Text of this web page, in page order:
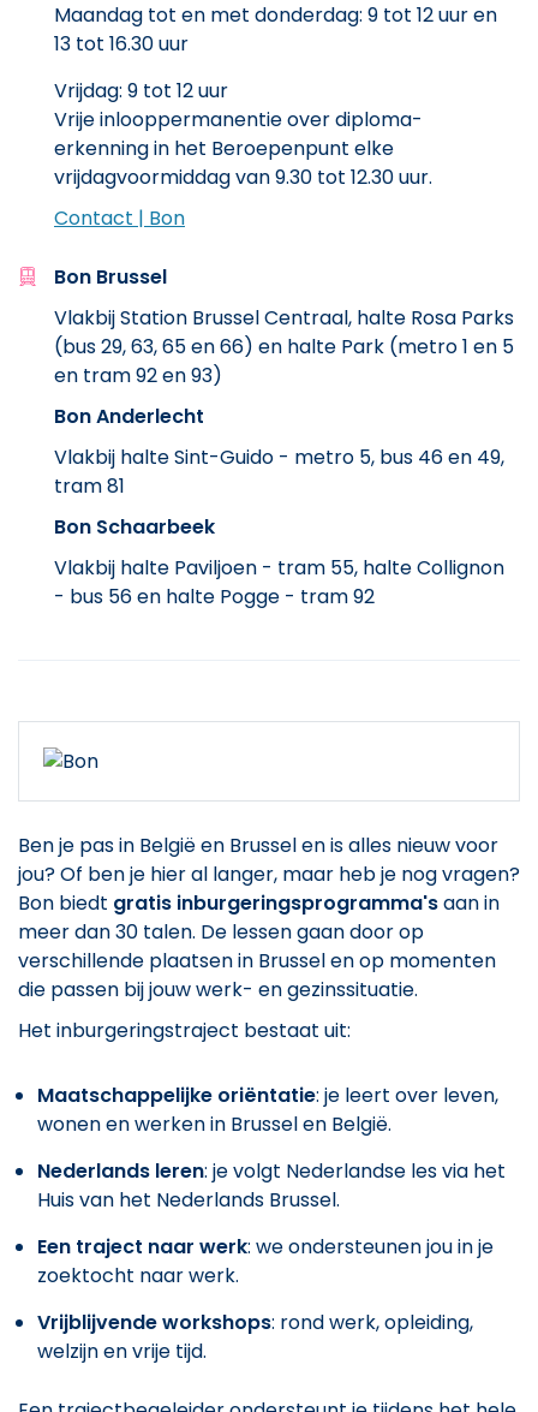
Ben je pas in België en Brussel en is alles nieuw voor
jou? Of ben je hier al langer, maar heb je nog vragen?
Bon biedt gratis inburgeringsprogramma'saan in
meer dan 30 talen. De lessen gaan door op
verschillende plaatsen in Brussel en op momenten
die passen bij jouw werk- en gezinssituatie.
Het inburgeringstraject bestaat uit:
Maatschappelijke oriëntatie: je leert over leven,
wonen en werken in Brussel en België.
Nederlands leren: je volgt Nederlandse les via het
Huis van het Nederlands Brussel.
Een traject naar werk: we ondersteunen jou in je
zoektocht naar werk.
Vrijblijvende workshops: rond werk, opleiding,
welzijn en vrije tijd.
Maandag tot en met donderdag: 9 tot 12 uur en
13 tot 16.30 uur
Vrijdag: 9 tot 12 uur
Vrije inlooppermanentie over diploma-
erkenning in het Beroepenpunt elke
vrijdagvoormiddag van 9.30 tot 12.30 uur.
Contact | Bon
Bon Brussel
Vlakbij Station Brussel Centraal, halte Rosa Parks
(bus 29, 63, 65 en 66) en halte Park (metro 1 en 5
en tram 92 en 93)
Bon Anderlecht
Vlakbij halte Sint-Guido - metro 5, bus 46 en 49,
tram 81
Bon Schaarbeek
Vlakbij halte Paviljoen - tram 55, halte Collignon
- bus 56 en halte Pogge - tram 92